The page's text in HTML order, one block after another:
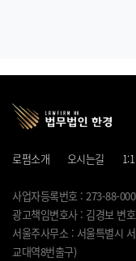
로펌소개 오시는길
사업자등록번호 : 273-88-
광고책임변호사 : 김경보 변
서울주사무소 : 서울특별시
교대역8번출구)